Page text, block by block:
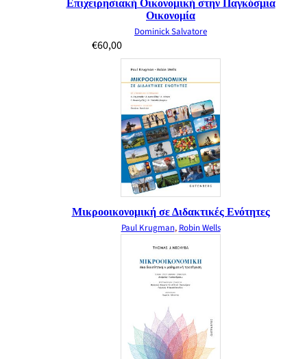
Επιχειρησιακή Οικονομική στην Παγκόσμια
Οικονομία
Dominick Salvatore
€60,00
Μικροοικονομική σε Διδακτικές Ενότητες
Paul Krugman, Robin Wells